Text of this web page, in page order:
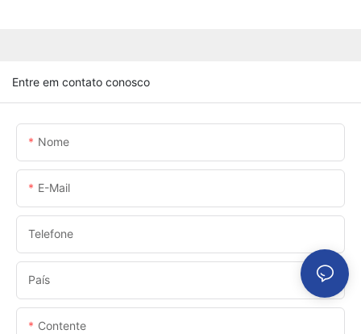
Entre em contato conosco
Nome
E-Mail
Telefone
País
Contente